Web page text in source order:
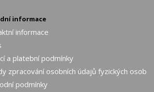
informace
informace
a platební podmínky
zpracování osobních údajů fyzických osob
podmínky